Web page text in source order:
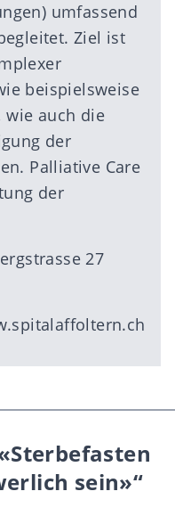
umfassend
Ziel ist
beispielsweise
wie auch die
der
Palliative Care
der
27
sein»“